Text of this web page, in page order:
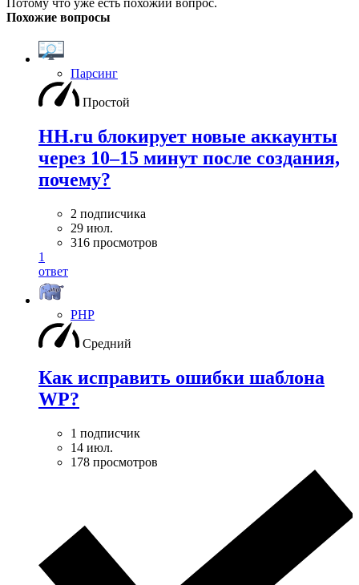
Потому что уже есть похожий вопрос.
Похожие вопросы
Парсинг
Простой
HH.ru блокирует новые аккаунты
через 10–15 минут после создания,
почему?
2 подписчика
29 июл.
316 просмотров
1
ответ
PHP
Средний
Как исправить ошибки шаблона
WP?
1 подписчик
14 июл.
178 просмотров